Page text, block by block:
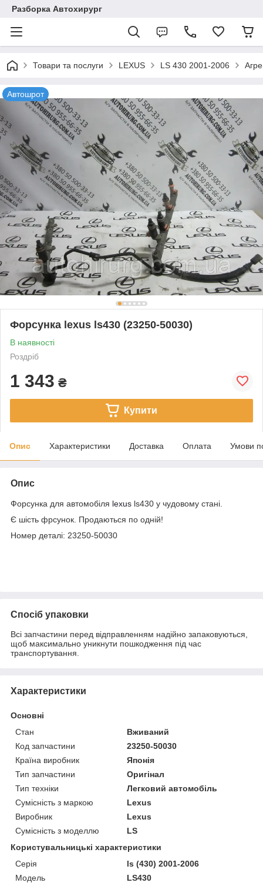
Разборка Автохирург
Товари та послуги LEXUS LS 430 2001-2006
Автошрот
Форсунка lexus ls430 (23250-50030)
В наявності
Роздріб
1 343 ₴
Купити
Опис Характеристики Доставка Оплата Умови
Опис
Форсунка для автомобіля lexus ls430 у чудовому стані.
Є шість фрсунок. Продаються по одній!
Номер деталі: 23250-50030
Спосіб упаковки
Всі запчастини перед відправленням надійно запаковуються,
щоб максимально уникнути пошкодження під час
транспортування.
Характеристики
Основні
Стан
Вживаний
Код запчастини
23250-50030
Країна виробник
Японія
Тип запчастини
Оригінал
Тип техніки
Легковий автомобіль
Сумісність з маркою
Lexus
Виробник
Lexus
Сумісність з моделлю
LS
Користувальницькі характеристики
Серія
ls (430) 2001-2006
Модель
LS430